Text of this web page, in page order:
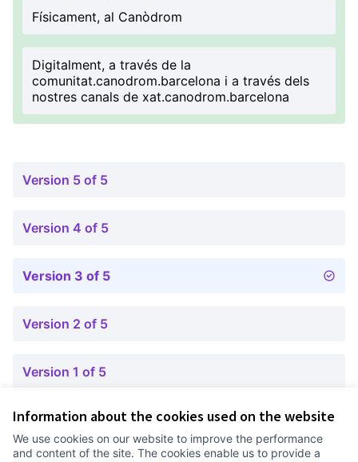
Information about the cookies used on the website
We use cookies on our website to improve the performance
and content of the site. The cookies enable us to provide a
Físicament, al Canòdrom
Digitalment, a través de la
comunitat.canodrom.barcelona i a través dels
nostres canals de xat.canodrom.barcelona
Version 5 of 5
Version 4 of 5
Version 3 of 5
Version 2 of 5
Version 1 of 5
Cookie settings
Comunitat Canòdrom at Facebook
(External link)
Comunitat Canòdrom at Instagram
(External link)
Comunitat Canòdrom at YouTube
(External link)